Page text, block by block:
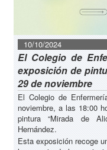
10/10/2024
El Colegio de
exposición de
29 de noviembre
El Colegio de
noviembre, a las 18:00
pintura “Mirada de
Hernández.
Esta exposición recoge